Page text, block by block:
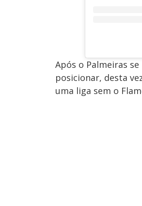
Após o Palmeiras
posicionar, desta
uma liga sem o